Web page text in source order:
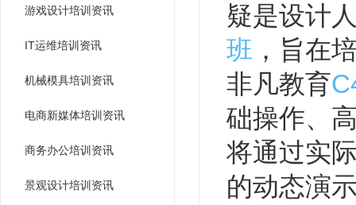
游戏设计培训资讯
IT运维培训资讯
机械模具培训资讯
电商新媒体培训资讯
商务办公培训资讯
景观设计培训资讯
疑是设计
班 ，旨在
非凡教育
础操作、
将通过实
的动态演